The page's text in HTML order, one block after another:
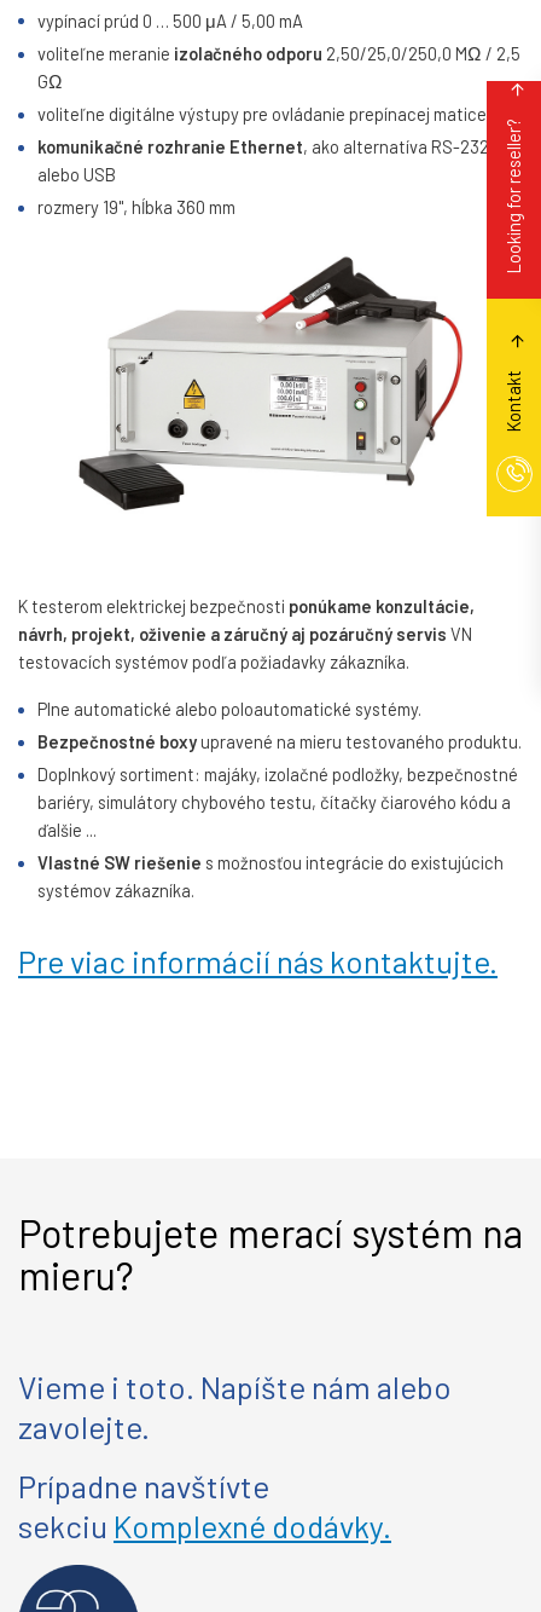
vypínací prúd 0 … 500 μA / 5,00 mA
voliteľne meranie izolačného odporu 2,50/25,0/250,0 MΩ / 2,5
GΩ
voliteľne digitálne výstupy pre ovládanie prepínacej matice
komunikačné rozhranie Ethernet, ako alternatíva RS-232
alebo USB
rozmery 19", hĺbka 360 mm
K testerom elektrickej bezpečnosti ponúkame konzultácie,
návrh, projekt, oživenie a záručný aj pozáručný servis VN
testovacích systémov podľa požiadavky zákazníka.
Plne automatické alebo poloautomatické systémy.
Bezpečnostné boxy upravené na mieru testovaného produktu.
Doplnkový sortiment: majáky, izolačné podložky, bezpečnostné
bariéry, simulátory chybového testu, čítačky čiarového kódu a
ďalšie ...
Vlastné SW riešenie s možnosťou integrácie do existujúcich
systémov zákazníka.
Pre viac informácií nás kontaktujte.
Potrebujete merací systém na
mieru?
Vieme i toto. Napíšte nám alebo
zavolejte.
Prípadne navštívte
sekciu Komplexné dodávky.
Kontakt
Looking for reseller?